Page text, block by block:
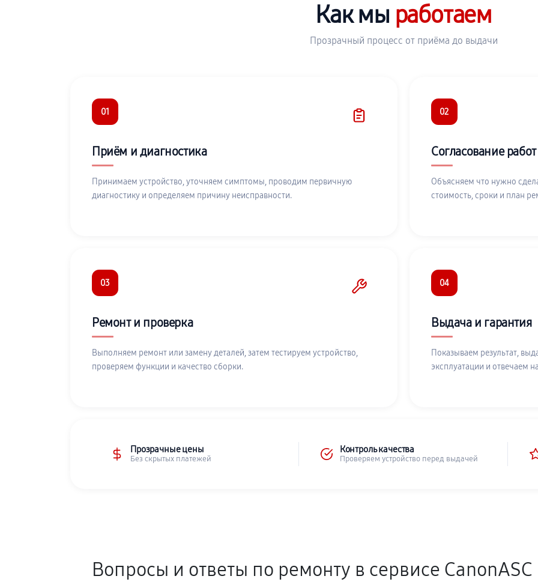
Как мы работаем
Прозрачный процесс от приёма до выдачи
01
Приём и диагностика
Принимаем устройство, уточняем симптомы, проводим первичную
диагностику и определяем причину неисправности.
02
Согласование работ
Объясняем что нужно
стоимость, сроки и план
03
Ремонт и проверка
Выполняем ремонт или замену деталей, затем тестируем устройство,
проверяем функции и качество сборки.
04
Выдача и гарантия
Показываем результат,
эксплуатации и отвечаем
Прозрачные цены
Без скрытых платежей
Контроль качества
Проверяем устройство перед выдачей
Вопросы и ответы по ремонту в сервисе CanonASC